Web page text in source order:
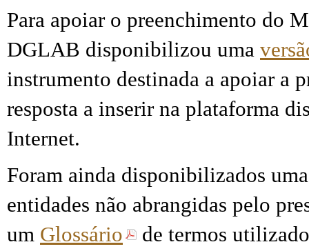
Para apoiar o preenchimento do
DGLAB disponibilizou uma
instrumento destinada a apoiar a
resposta a inserir na plataforma
Internet.
Foram ainda disponibilizados
entidades não abrangidas pelo
um Glossário
de termos